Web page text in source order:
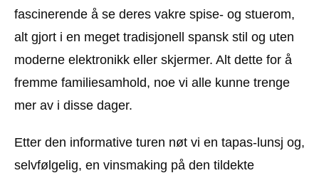
fascinerende å se deres vakre spise- og stuerom,
alt gjort i en meget tradisjonell spansk stil og uten
moderne elektronikk eller skjermer. Alt dette for å
fremme familiesamhold, noe vi alle kunne trenge
mer av i disse dager.
Etter den informative turen nøt vi en tapas-lunsj og,
selvfølgelig, en vinsmaking på den tildekte